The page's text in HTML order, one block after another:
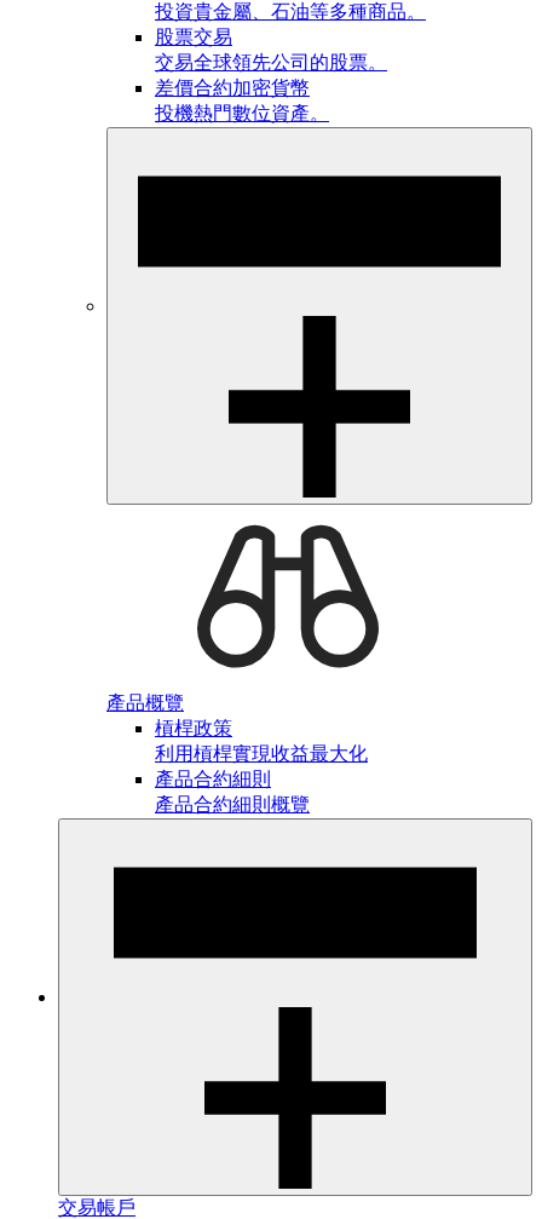
投資貴金屬、石油等多種商品。
股票交易
交易全球領先公司的股票。
差價合約加密貨幣
投機熱門數位資產。
產品概覽
槓桿政策
利用槓桿實現收益最大化
產品合約細則
產品合約細則概覽
交易帳戶